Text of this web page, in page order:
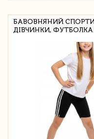
БАВОВНЯНИЙ
ДІВЧИНКИ, ФУТБОЛКА